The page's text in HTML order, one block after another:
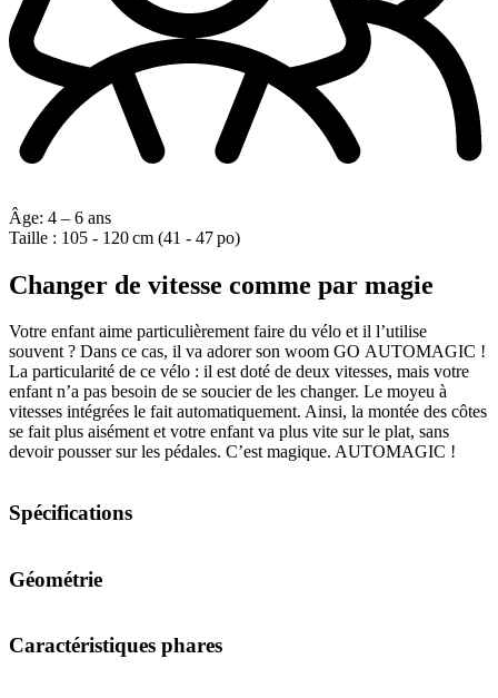
Âge: 4 – 6 ans
Taille : 105 - 120 cm (41 - 47 po)
Changer de vitesse comme par magie
Votre enfant aime particulièrement faire du vélo et il l’utilise
souvent ? Dans ce cas, il va adorer son woom GO AUTOMAGIC !
La particularité de ce vélo : il est doté de deux vitesses, mais votre
enfant n’a pas besoin de se soucier de les changer. Le moyeu à
vitesses intégrées le fait automatiquement. Ainsi, la montée des côtes
se fait plus aisément et votre enfant va plus vite sur le plat, sans
devoir pousser sur les pédales. C’est magique. AUTOMAGIC !
Spécifications
Géométrie
Caractéristiques phares